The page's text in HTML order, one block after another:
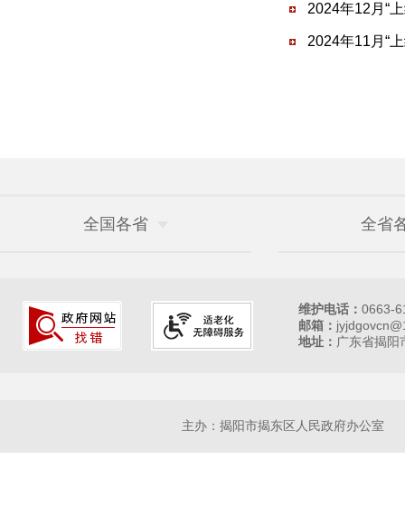
2024年12月“
2024年11月“
全国各省 全省
维护电话： 0663-
邮箱：
地址： 广东省揭阳
主办：揭阳市揭东区人民政府办公